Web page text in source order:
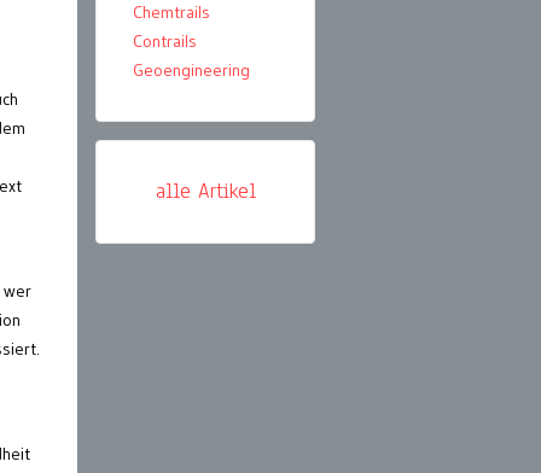
wer
Chemtrails
Contrails
Geoengineering
alle Artikel